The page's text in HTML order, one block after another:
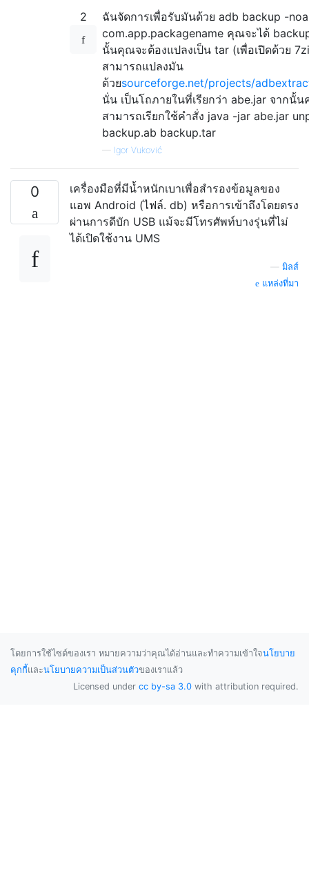
2
ฉันจัดการเพื่อรับมันด้วย adb backup -
com.app.packagename คุณจะได้
นั้นคุณจะต้องแปลงเป็น tar (เพื่อเปิดด้วย
สามารถแปลงมัน
ด้วยsourceforge.net/projects/
นั่น เป็นโถภายในที่เรียกว่า abe.jar จากนั้
สามารถเรียกใช้คำสั่ง java -jar abe.jar
backup.ab backup.tar
— Igor Vuković
0
เครื่องมือที่มีน้ำหนักเบาเพื่อสำรองข้อมูลของ
แอพ Android (ไฟล์. db) หรือการเข้าถึงโดยตรง
ผ่านการดีบัก USB แม้จะมีโทรศัพท์บางรุ่นที่ไม่
ได้เปิดใช้งาน UMS
มิลส์
แหล่งที่มา
โดยการใช้ไซต์ของเรา หมายความว่าคุณได้อ่านและทำความเข้าใจนโยบาย
คุกกี้และนโยบายความเป็นส่วนตัวของเราแล้ว
Licensed under cc by-sa 3.0 with attribution required.